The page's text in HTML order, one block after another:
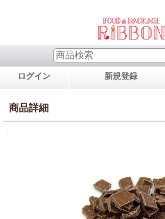
ログイン 新規登録
商品詳細